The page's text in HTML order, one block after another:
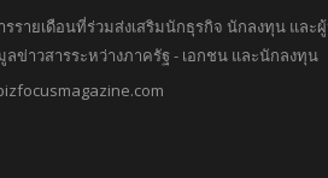
รรายเดือนที่ร่วมส่งเสริมนักธุรกิจ นักลงทุน แล
ลข่าวสารระหว่างภาครัฐ - เอกชน และนักลงทุน